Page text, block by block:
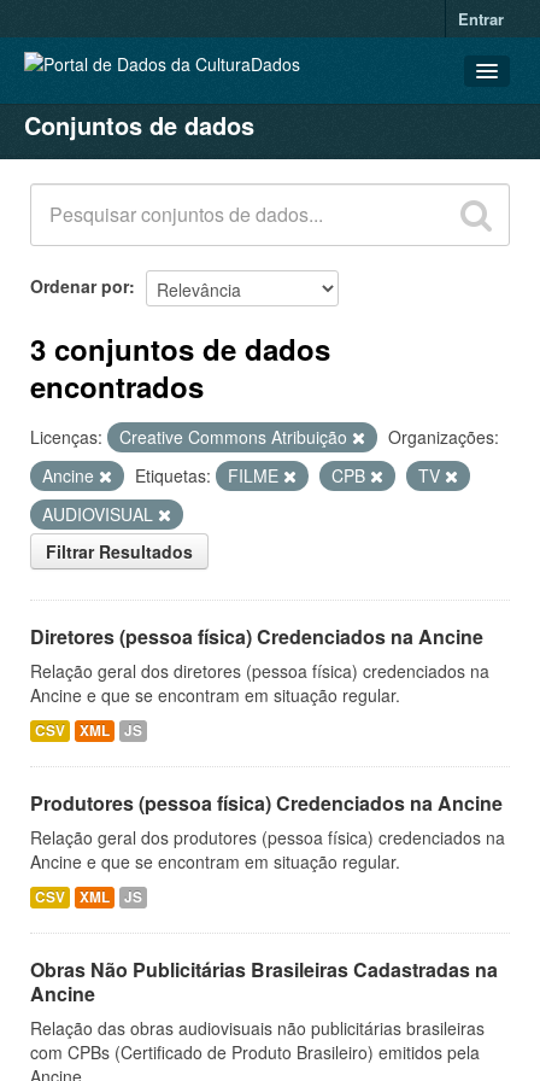
Entrar
CONJUNTOS DE DADOS
ORGANIZAÇÕES
GRUPOS
SOBRE
Conjuntos de dados
Ordenar por
3 conjuntos de dados
encontrados
Licenças: Creative Commons Atribuição
Organizações:
Ancine
Etiquetas: FILME CPB
TV
AUDIOVISUAL
Filtrar Resultados
Diretores (pessoa física) Credenciados na Ancine
Relação geral dos diretores (pessoa física) credenciados na
Ancine e que se encontram em situação regular.
CSV XML JS
Produtores (pessoa física) Credenciados na Ancine
Relação geral dos produtores (pessoa física) credenciados na
Ancine e que se encontram em situação regular.
CSV XML JS
Obras Não Publicitárias Brasileiras Cadastradas na
Ancine
Relação das obras audiovisuais não publicitárias brasileiras
com CPBs (Certificado de Produto Brasileiro) emitidos pela
Ancine.